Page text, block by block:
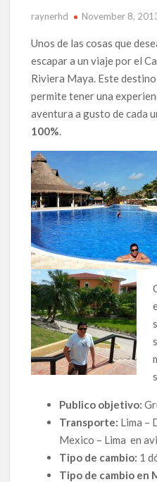
raynerhd November 8,
Unos de las cosas que
escapar a un viaje por el
Riviera Maya. Este
permite tener una
aventura a gusto de cada
100%.
Publico objetivo:
Transporte: Lima –
Mexico – Lima en
Tipo de cambio: 1
Tipo de cambio en